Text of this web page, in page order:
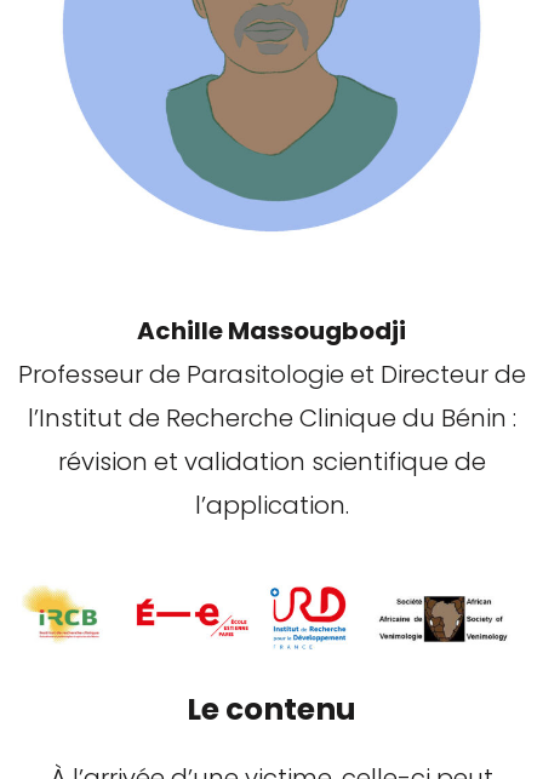
Achille Massougbodji
Professeur de Parasitologie et Directeur de
l’Institut de Recherche Clinique du Bénin :
révision et validation scientifique de
l’application.
Le contenu